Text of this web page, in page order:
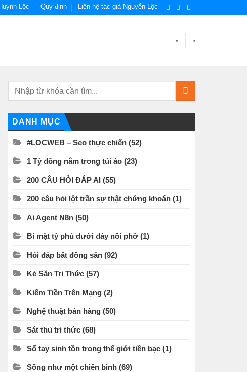
Lộc Quy định Liên hệ tác giả Nguyễn Lộc
- -
DANH MỤC
#LOCWEB – Seo thực chiến (52)
1 Tỷ đồng nằm trong túi áo (23)
200 CÂU HỎI ĐÁP AI (55)
200 câu hỏi lột trần sự thật chứng khoán (1)
Ai Agent N8n (50)
Bí mật tỷ phú dưới đáy nồi phở (1)
Hỏi đáp bất đông sản (92)
Kẻ Săn Tri Thức (57)
Kiếm Tiền Trên Mạng (2)
Nghệ thuật bán hàng (50)
Sát thủ tri thức (68)
Số tay sinh tồn trong thế giới tiền bạc (1)
Sống như một chiến binh (69)